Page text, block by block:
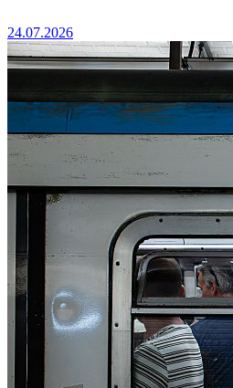
24.07.2026